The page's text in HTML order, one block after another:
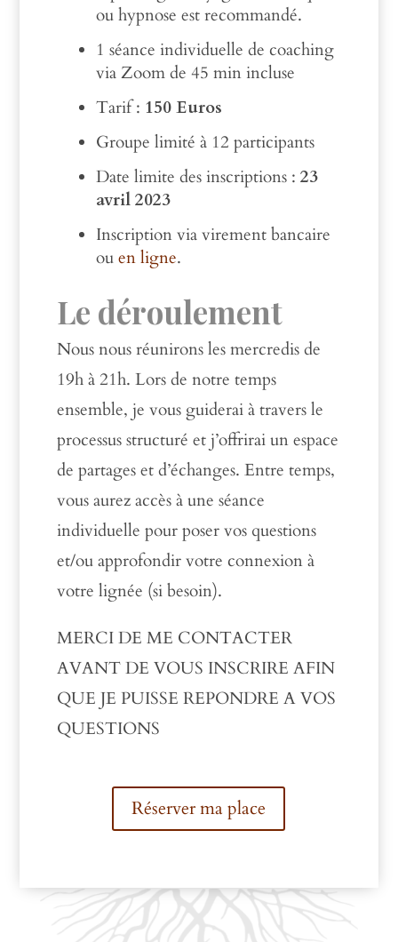
ou hypnose est recommandé.
1 séance individuelle de coaching
via Zoom de 45 min incluse
Tarif : 150 Euros
Groupe limité à 12 participants
Date limite des inscriptions :23
avril 2023
Inscription via virement bancaire
ouen ligne.
Le déroulement
Nous nous réunirons les mercredis de
19h à 21h. Lors de notre temps
ensemble, je vous guiderai à travers le
processus structuré et j’offrirai un espace
de partages et d’échanges. Entre temps,
vous aurez accès à une séance
individuelle pour poser vos questions
et/ou approfondir votre connexion à
votre lignée (si besoin).
MERCI DE ME CONTACTER
AVANT DE VOUS INSCRIRE AFIN
QUE JE PUISSE REPONDRE A VOS
QUESTIONS
Réserver ma place